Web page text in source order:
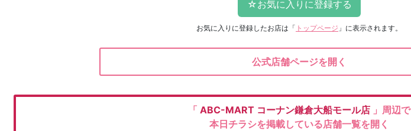
お気に入りに登録したお店は 「 トップページ 」に表示されます。
公式店舗ページを開く
「 ABC-MART コーナン鎌倉大船モール店 」周辺で
本日チラシを掲載している店舗一覧を開く